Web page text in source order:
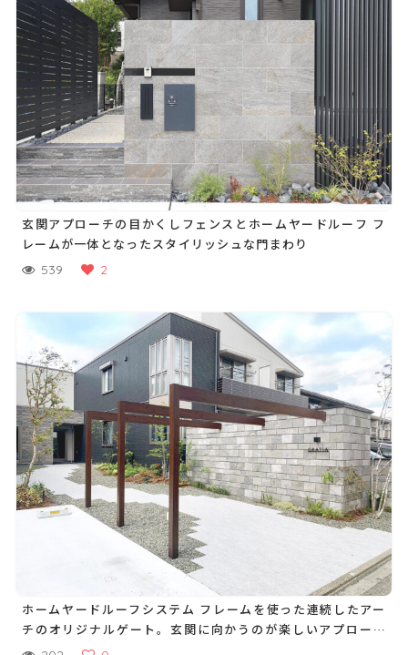
玄関アプローチの目かくしフェンスとホームヤードルーフ フ
レームが一体となったスタイリッシュな門まわり
539 2
ホームヤードルーフシステム フレームを使った連続したアー
チのオリジナルゲート。玄関に向かうのが楽しいアプローチ
に